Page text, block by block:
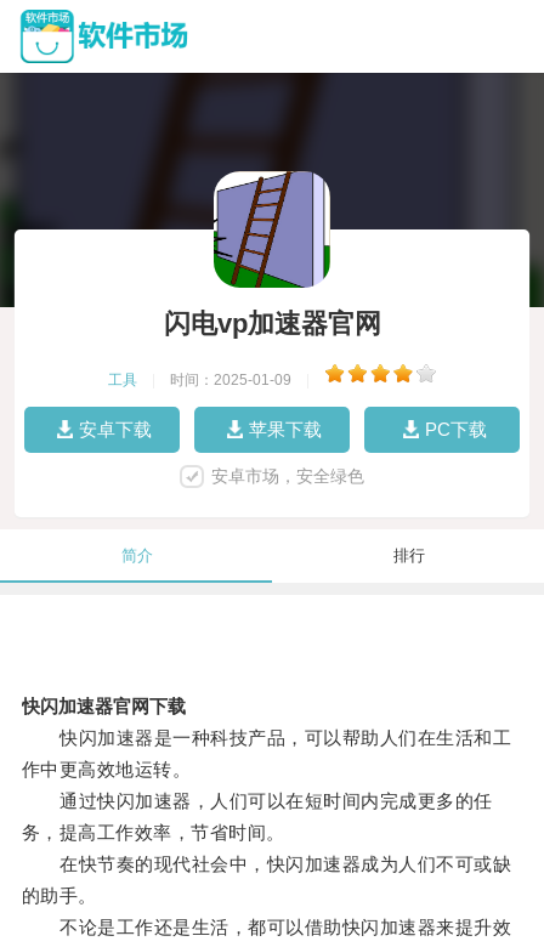
闪电vp加速器官网
工具 时间：2025-01-09
安卓下载 苹果下载 PC下载
安卓市场，安全绿色
简介 排行
快闪加速器官网下载
快闪加速器是一种科技产品，可以帮助人们在生活和工
作中更高效地运转。
通过快闪加速器，人们可以在短时间内完成更多的任
务，提高工作效率，节省时间。
在快节奏的现代社会中，快闪加速器成为人们不可或缺
的助手。
不论是工作还是生活，都可以借助快闪加速器来提升效